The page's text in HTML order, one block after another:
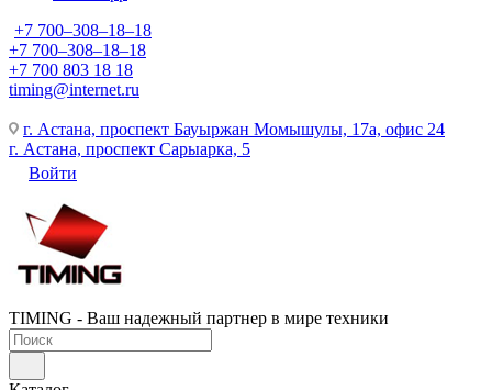
+7 700‒308‒18‒18
+7 700‒308‒18‒18
+7 700 803 18 18
timing@internet.ru
г. Астана, проспект Бауыржан Момышулы, 17а, офис 24
г. Астана, проспект Сарыарка, 5
Войти
TIMING - Ваш надежный партнер в мире техники